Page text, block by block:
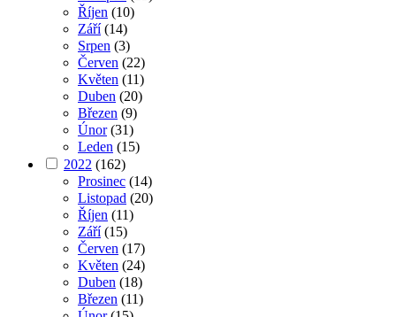
Říjen (10)
Září(14)
Srpen (3)
Červen (22)
Květen (11)
Duben (20)
Březen (9)
Únor(31)
Leden (15)
2022 (162)
Prosinec (14)
Listopad (20)
Říjen (11)
Září(15)
Červen (17)
Květen (24)
Duben (18)
Březen (11)